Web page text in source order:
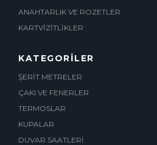
ANAHTARLIK VE ROZETLER
KARTVİZİTLİKLER
KATEGORİLER
ŞERİT METRELER
ÇAKI VE FENERLER
TERMOSLAR
KUPALAR
DUVAR SAATLERİ